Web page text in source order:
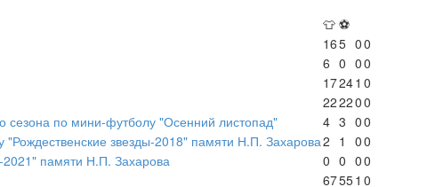
👕 ⚽
165 00
6 0 00
17241 0
222200
сезона по мини-футболу "Осенний листопад" 4 3 00
звезды-2018" памяти Н.П. Захарова2 1 00
2021" памяти Н.П. Захарова 0 0 00
67551 0